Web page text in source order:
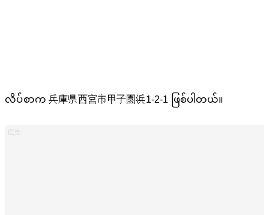
လိပ်စာက 兵庫県西宮市甲子園浜1-2-1 ဖြစ်ပါတယ်။